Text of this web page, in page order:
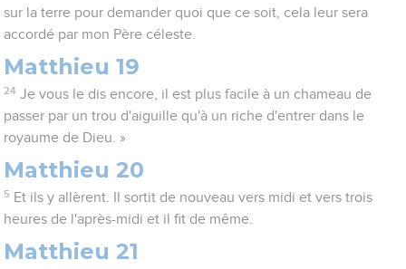
sur la terre pour demander quoi que ce soit, cela leur sera
accordé par mon Père céleste.
Matthieu 19
24 Je vous le dis encore, il est plus facile à un chameau de
passer par un trou d'aiguille qu'à un riche d'entrer dans le
royaume de Dieu. »
Matthieu 20
5 Et ils y allèrent. Il sortit de nouveau vers midi et vers trois
heures de l'après-midi et il fit de même.
Matthieu 21